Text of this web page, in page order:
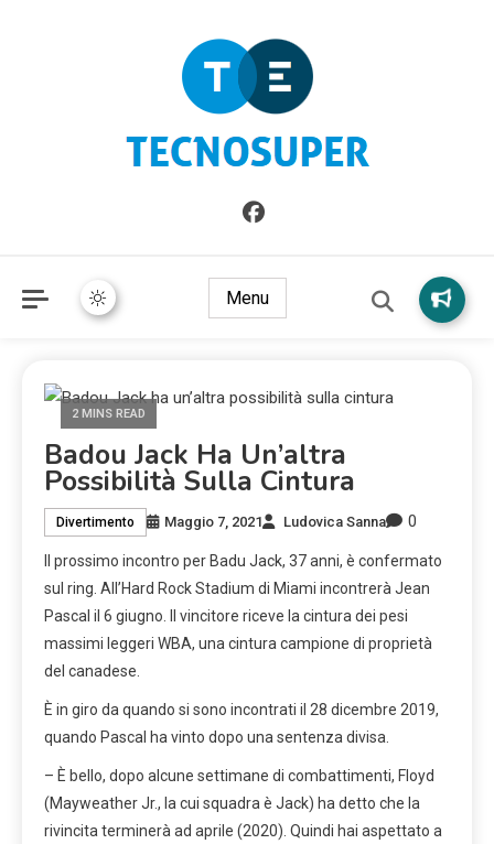
TecnoSuper.net
Informazioni sull'Italia. Seleziona gli argomenti di cui vuoi
saperne di più
Menu
2 MINS READ
Badou Jack Ha Un’altra
Possibilità Sulla Cintura
Divertimento Maggio 7, 2021 Ludovica Sanna 0
Il prossimo incontro per Badu Jack, 37 anni, è confermato
sul ring. All’Hard Rock Stadium di Miami incontrerà Jean
Pascal il 6 giugno. Il vincitore riceve la cintura dei pesi
massimi leggeri WBA, una cintura campione di proprietà
del canadese.
È in giro da quando si sono incontrati il ​​28 dicembre 2019,
quando Pascal ha vinto dopo una sentenza divisa.
– È bello, dopo alcune settimane di combattimenti, Floyd
(Mayweather Jr., la cui squadra è Jack) ha detto che la
rivincita terminerà ad aprile (2020). Quindi hai aspettato a